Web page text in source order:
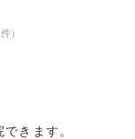
）
きます。